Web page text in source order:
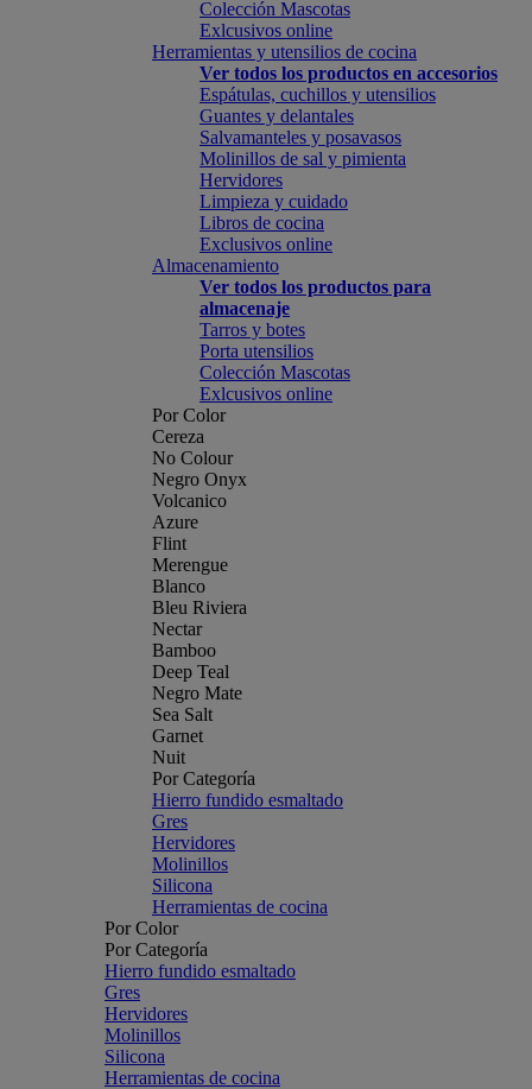
Colección Mascotas
Exlcusivos online
Herramientas y utensilios de cocina
Ver todos los productos en accesorios
Espátulas, cuchillos y utensilios
Guantes y delantales
Salvamanteles y posavasos
Molinillos de sal y pimienta
Hervidores
Limpieza y cuidado
Libros de cocina
Exclusivos online
Almacenamiento
Ver todos los productos para
almacenaje
Tarros y botes
Porta utensilios
Colección Mascotas
Exlcusivos online
Por Color
Cereza
No Colour
Negro Onyx
Volcanico
Azure
Flint
Merengue
Blanco
Bleu Riviera
Nectar
Bamboo
Deep Teal
Negro Mate
Sea Salt
Garnet
Nuit
Por Categoría
Hierro fundido esmaltado
Gres
Hervidores
Molinillos
Silicona
Herramientas de cocina
Por Color
Por Categoría
Hierro fundido esmaltado
Gres
Hervidores
Molinillos
Silicona
Herramientas de cocina